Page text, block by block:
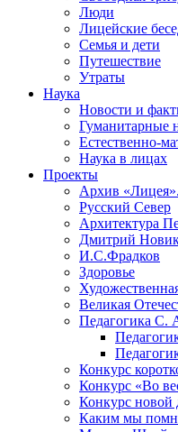
Люди
Лицейские
Семья и дети
Путешествие
Утраты
Наука
Новости и
Гуманитарные
Естественно-
Наука в лицах
Проекты
Архив
Русский Север
Архитектура
Дмитрий
И.С.Фрадков
Здоровье
Великая
Педагогика С.
Конкурс
Конкурс «Во
Конкурс новой
Каким мы